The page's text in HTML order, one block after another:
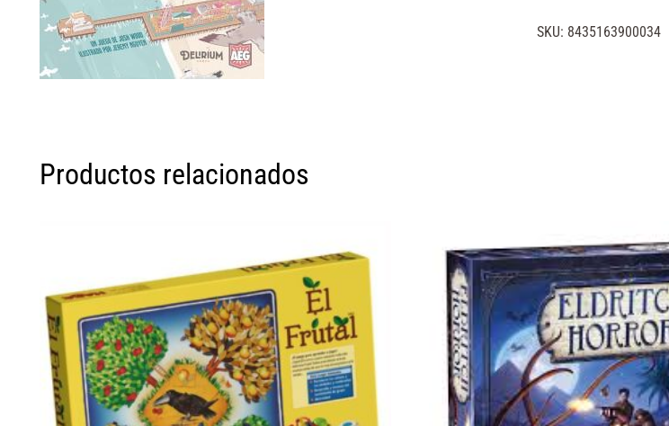
SKU: 8435163900034
Productos relacionados